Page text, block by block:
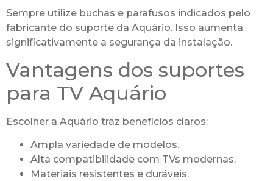
Sempre utilize buchas e parafusos indicados pelo
fabricante do suporte da Aquário. Isso aumenta
significativamente a segurança da instalação.
Vantagens dos suportes
para TV Aquário
Escolher a Aquário traz benefícios claros:
Ampla variedade de modelos.
Alta compatibilidade com TVs modernas.
Materiais resistentes e duráveis.